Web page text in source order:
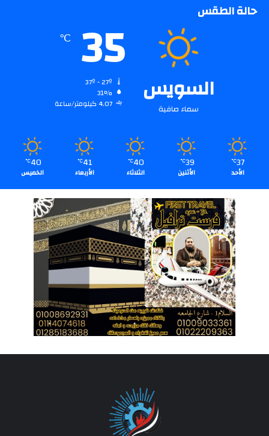
حالة الطقس
السويس
سماء صافية
35
℃
31%
4.07 كيلومتر/ساعة
37
℃
الأحد
39
℃
الأثنين
40
℃
الثلاثاء
41
℃
الأربعاء
40
℃
الخميس